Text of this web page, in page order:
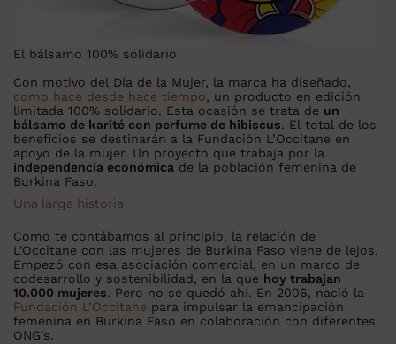
El bálsamo 100% solidario
Con motivo del Día de la Mujer, la marca ha diseñado,
como hace desde hace tiempo, un producto en edición
limitada 100% solidario. Esta ocasión se trata de un
bálsamo de karité con perfume de hibiscus. El total de los
beneficios se destinarán a la Fundación L’Occitane en
apoyo de la mujer. Un proyecto que trabaja por la
independencia económica de la población femenina de
Burkina Faso.
Una larga historia
Como te contábamos al principio, la relación de
L'Occitane con las mujeres de Burkina Faso viene de lejos.
Empezó con esa asociación comercial, en un marco de
codesarrollo y sostenibilidad, en la que hoy trabajan
10.000 mujeres. Pero no se quedó ahí. En 2006, nació la
Fundación L’Occitane para impulsar la emancipación
femenina en Burkina Faso en colaboración con diferentes
ONG’s.